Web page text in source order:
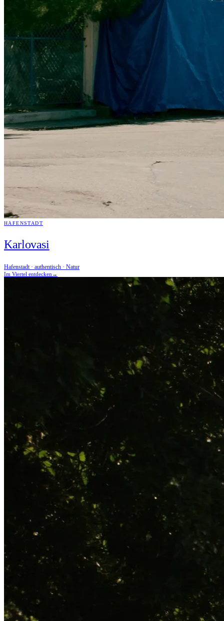
HAFENSTADT
Karlovasi
Hafenstadt · authentisch · Natur
Im Viertel entdecken →